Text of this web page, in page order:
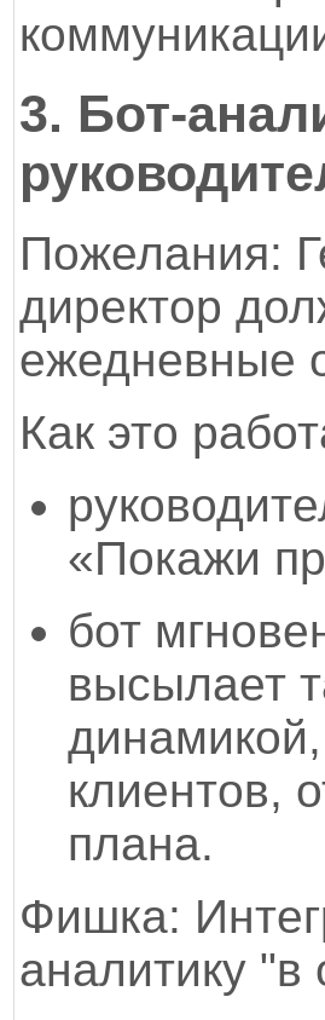
3. Бот-
Пожелания:
директор
ежедневные
Как это
«Покажи
бот
высылает
клиентов,
плана.
Фишка:
аналитику